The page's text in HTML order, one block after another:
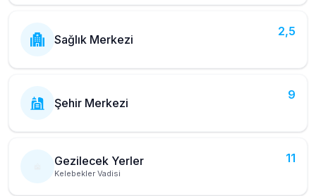
Sağlık Merkezi
2,5
Şehir Merkezi
9
Gezilecek Yerler
Kelebekler Vadisi
11